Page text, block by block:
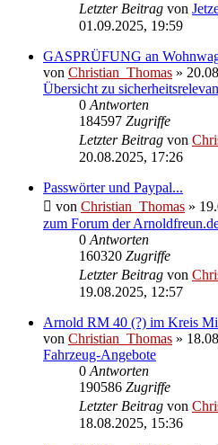
Letzter Beitrag von
01.09.2025, 19:59
GASPRÜFUNG an
von Christian_Thomas »
Übersicht zu
0Antworten
184597 Zugriffe
Letzter Beitrag von
20.08.2025, 17:26
Passwörter und Paypal...
von Christian_Thomas »
zum Forum der
0Antworten
160320 Zugriffe
Letzter Beitrag von
19.08.2025, 12:57
Arnold RM 40 (?) im Kreis
von Christian_Thomas »
Fahrzeug-Angebote
0Antworten
190586 Zugriffe
Letzter Beitrag von
18.08.2025, 15:36